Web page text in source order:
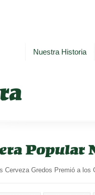
Nuestra Historia
Popular
Cerveza Gredos Premió